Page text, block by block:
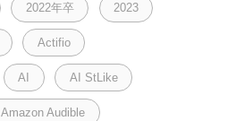
2022年卒 2023
Actifio
AI AI StLike
Amazon Audible